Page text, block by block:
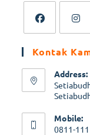
Kontak
Address:
Mobile:
0811-